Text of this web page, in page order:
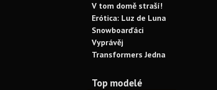
V tom domě straší!
Erótica: Luz de Luna
Snowboarďáci
Vyprávěj
Transformers Jedna
Top modelé